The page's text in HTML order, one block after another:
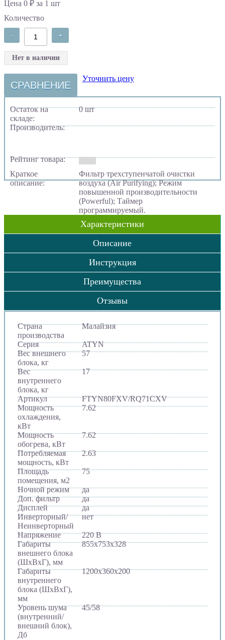
Цена 0 ₽ за 1 шт
Количество
- +
Нет в наличии
СРАВНЕНИЕ
Уточнить цену
Остаток на
складе:
0 шт
Производитель:
Рейтинг товара:
Краткое
описание:
Фильтр трехступенчатой очистки
воздуха (Air Purifying); Режим
повышенной производительности
(Powerful); Таймер
программируемый.
Характеристики
Описание
Инструкция
Преимущества
Отзывы
Страна
производства
Малайзия
Серия
ATYN
Вес внешнего
блока, кг
57
Вес
внутреннего
блока, кг
17
Артикул
FTYN80FXV/RQ71CXV
Мощность
охлаждения,
кВт
7.62
Мощность
обогрева, кВт
7.62
Потребляемая
мощность, кВт
2.63
Площадь
помещения, м2
75
Ночной режим
да
Доп. фильтр
да
Дисплей
да
Инверторный/
Неинверторный
нет
Напряжение
220 В
Габариты
внешнего блока
(ШхВхГ), мм
855х753х328
Габариты
внутреннего
блока (ШхВхГ),
мм
1200х360х200
Уровень шума
(внутренний/
внешний блок),
Дб
45/58